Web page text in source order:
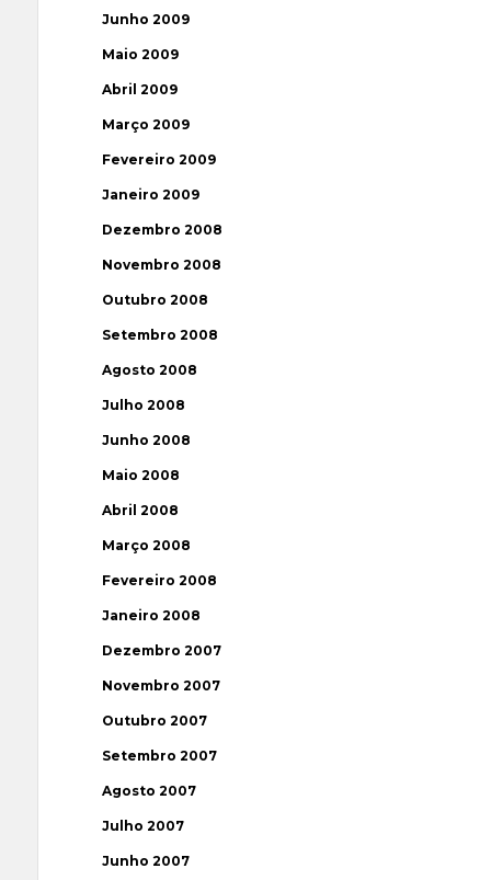
Junho 2009
Maio 2009
Abril 2009
Março 2009
Fevereiro 2009
Janeiro 2009
Dezembro 2008
Novembro 2008
Outubro 2008
Setembro 2008
Agosto 2008
Julho 2008
Junho 2008
Maio 2008
Abril 2008
Março 2008
Fevereiro 2008
Janeiro 2008
Dezembro 2007
Novembro 2007
Outubro 2007
Setembro 2007
Agosto 2007
Julho 2007
Junho 2007